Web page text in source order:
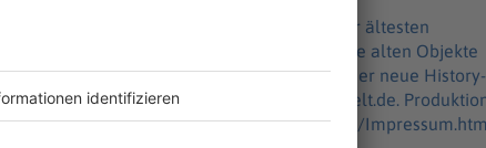
die frühen Menschen eine Kultur. Einige der ältesten
Was verraten uns diese rund 40.000 Jahre alten Objekte